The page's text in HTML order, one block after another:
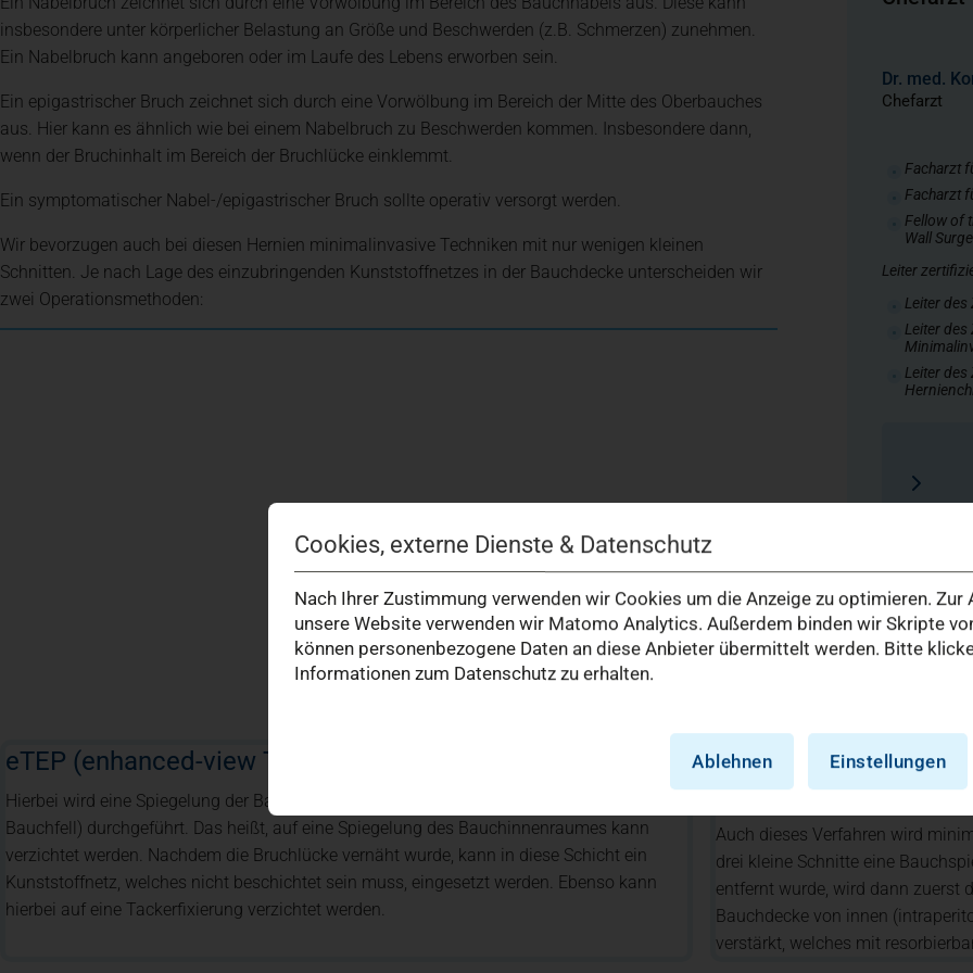
Klinik für Frauenheilkunde, Geburtshilfe und Senologie
Innere Medizin
Neurologie
Onkologie, Hämatologie und Palliativmedizin
Zentren + Spezialisierte
Ihre Entlassung
insbesondere unter körperlicher Belastung an Größe und Beschwerden (z.B. Schmerzen) zunehmen.
Ein Nabelbruch kann angeboren oder im Laufe des Lebens erworben sein.
Ein epigastrischer Bruch zeichnet sich durch eine Vorwölbung im Bereich der Mitte des Oberbauches
aus. Hier kann es ähnlich wie bei einem Nabelbruch zu Beschwerden kommen. Insbesondere dann,
wenn der Bruchinhalt im Bereich der Bruchlücke einklemmt.
Ein symptomatischer Nabel-/epigastrischer Bruch sollte operativ versorgt werden.
Wir bevorzugen auch bei diesen Hernien minimalinvasive Techniken mit nur wenigen kleinen
Schnitten. Je nach Lage des einzubringenden Kunststoffnetzes in der Bauchdecke unterscheiden wir
zwei Operationsmethoden:
Dr. med.
Chefarzt
Facharzt
Facharzt
Fellow of
Wall
Leiter
Leiter
Leiter
Leiter
eTEP (enhanced-view TotalExtraPeritoneal)
Hierbei wird eine Spiegelung der Bauchdecke (hinter der Bauchmuskulatur und vor dem
Bauchfell) durchgeführt. Das heißt, auf eine Spiegelung des Bauchinnenraumes kann
verzichtet werden. Nachdem die Bruchlücke vernäht wurde, kann in diese Schicht ein
Kunststoffnetz, welches nicht beschichtet sein muss, eingesetzt werden. Ebenso kann
hierbei auf eine Tackerfixierung verzichtet werden.
Laparoskopisches
Auch dieses Verfahren wird
drei kleine Schnitte eine
entfernt wurde, wird dann zuerst
Bauchdecke von innen
verstärkt, welches mit
Cookies, externe Dienste & Datenschutz
Nach Ihrer Zustimmung verwenden wir Cookies um die Anzeige zu optimieren. Zur
unsere Website verwenden wir Matomo Analytics. Außerdem binden wir Skripte
können personenbezogene Daten an diese Anbieter übermittelt werden. Bitte
Informationen zum Datenschutz zu erhalten.
Ablehnen Einstellungen